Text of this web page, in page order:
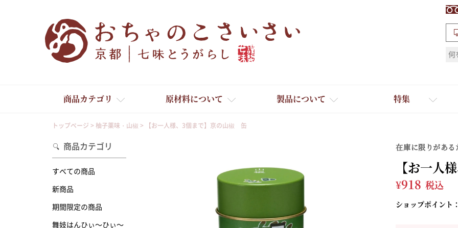
商品カテゴリ
舞妓はんひぃ～ひぃ～
原材料について 製品について 特集
トップページ 柚子薬味・山椒 【お一人様、3個まで】京の山椒 缶
商品カテゴリ
すべての商品
新商品
期間限定の商品
舞妓はんひぃ～ひぃ～
在庫に限りがある
【お一人
¥918 税込
ショップポイント：